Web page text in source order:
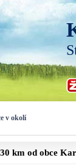
v okolí
km od obce